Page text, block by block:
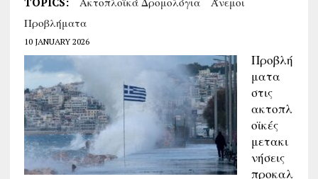
Προβλήματα
10 JANUARY 2026
Προβλή
ματα
στις
ακτοπλ
οϊκές
μετακι
νήσεις
προκαλ